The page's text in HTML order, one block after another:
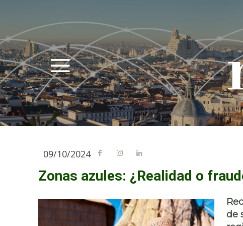
09/10/2024
Zonas azules: ¿Realidad o
de